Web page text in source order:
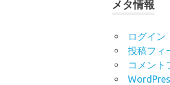
メタ情報
ログイン
投稿フィ
コメント